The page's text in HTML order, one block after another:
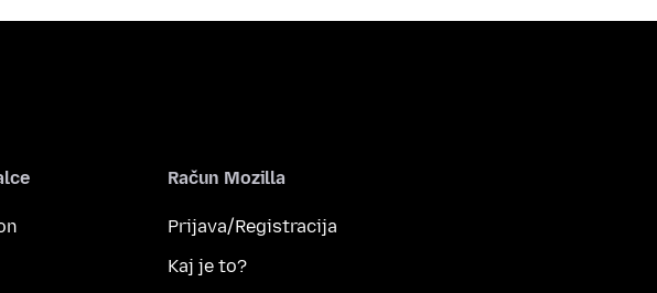
Račun Mozilla
Prijava/Registracija
Kaj je to?